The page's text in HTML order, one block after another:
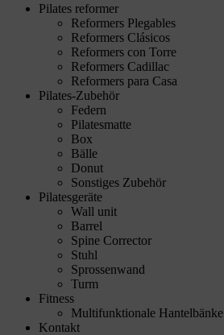
Pilates reformer
Reformers Plegables
Reformers Clásicos
Reformers con Torre
Reformers Cadillac
Reformers para Casa
Pilates-Zubehör
Federn
Pilatesmatte
Box
Bälle
Donut
Sonstiges Zubehör
Pilatesgeräte
Wall unit
Barrel
Spine Corrector
Stuhl
Sprossenwand
Turm
Fitness
Multifunktionale Hantelbänke
Kontakt